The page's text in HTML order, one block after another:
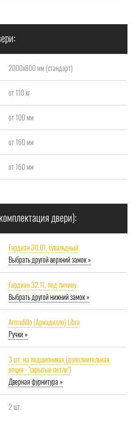
2000x800 мм (стандарт)
от 110 кг
от 100 мм
от 160 мм
от 160 мм
двери):
Гардиан 30.01, сувальдный
Выбрать другой верхний замок »
Гардиан 32.11, под личину
Выбрать другой нижний замок »
Armadillo (Армадилло) Libra
Ручки »
3 шт. на подшипниках (дополнительная
опция - "скрытые петли")
Дверная фурнитура »
2 шт.